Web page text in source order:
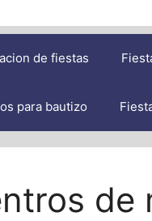
de fiestas
para bautizo
de